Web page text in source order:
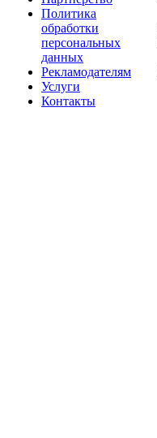
Политика
обработки
персональных
данных
Рекламодателям
Услуги
Контакты